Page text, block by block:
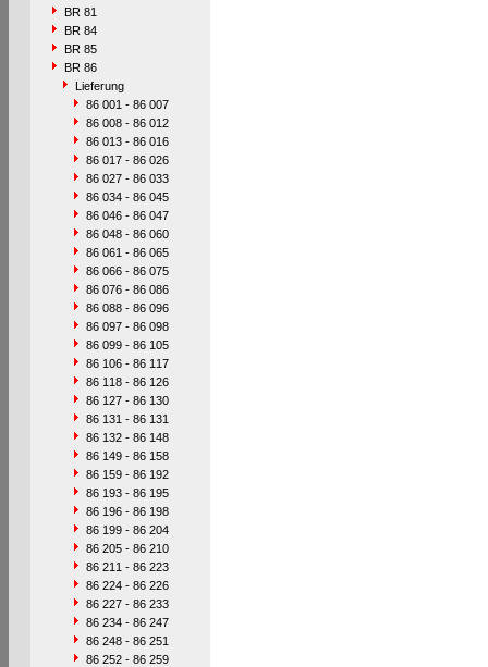
BR 81
BR 84
BR 85
BR 86
Lieferung
86 001 - 86 007
86 008 - 86 012
86 013 - 86 016
86 017 - 86 026
86 027 - 86 033
86 034 - 86 045
86 046 - 86 047
86 048 - 86 060
86 061 - 86 065
86 066 - 86 075
86 076 - 86 086
86 088 - 86 096
86 097 - 86 098
86 099 - 86 105
86 106 - 86 117
86 118 - 86 126
86 127 - 86 130
86 131 - 86 131
86 132 - 86 148
86 149 - 86 158
86 159 - 86 192
86 193 - 86 195
86 196 - 86 198
86 199 - 86 204
86 205 - 86 210
86 211 - 86 223
86 224 - 86 226
86 227 - 86 233
86 234 - 86 247
86 248 - 86 251
86 252 - 86 259